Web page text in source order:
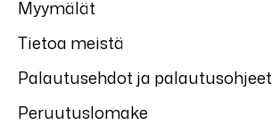
Myymälät
Tietoa meistä
Palautusehdot ja palautusohjeet
Peruutuslomake